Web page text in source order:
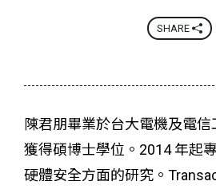
SHARE
陳君朋畢業於台大電機及電信
獲得碩博士學位。2014 年起
硬體安全方面的研究。